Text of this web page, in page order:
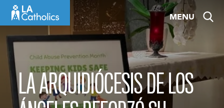
MENU
LA ARQUIDIÓCESIS DE LOS